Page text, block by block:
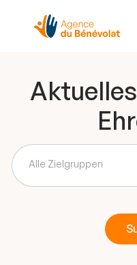
Alle Zielgruppen